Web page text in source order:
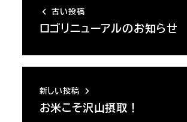
古い投稿
ロゴリニューアルのお知らせ
新しい投稿
お米こそ沢山摂取！